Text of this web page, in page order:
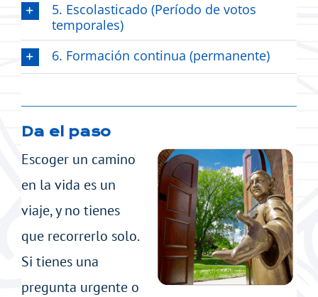
5. Escolasticado (Período de votos
temporales)
6. Formación continua (permanente)
Da el paso
Escoger un camino
en la vida es un
viaje, y no tienes
que recorrerlo solo.
Si tienes una
pregunta urgente o